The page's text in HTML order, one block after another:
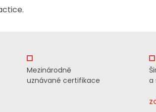
Mezinárodně
uznávané certifikace
a